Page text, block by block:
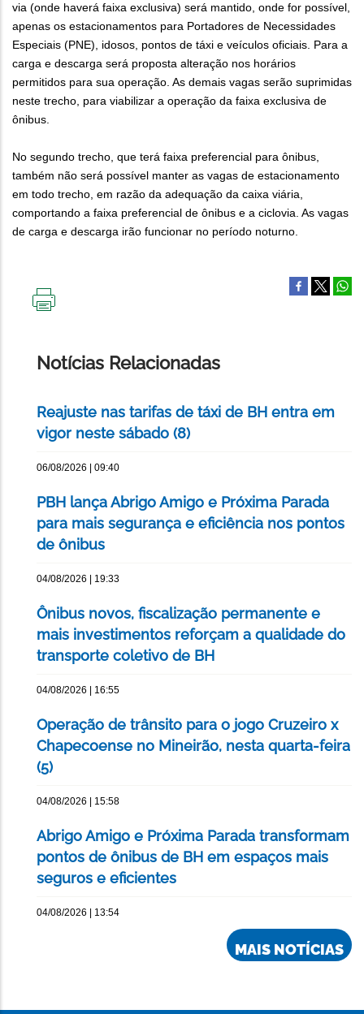
via (onde haverá faixa exclusiva) será mantido, onde for possível,
apenas os estacionamentos para Portadores de Necessidades
Especiais (PNE), idosos, pontos de táxi e veículos oficiais. Para a
carga e descarga será proposta alteração nos horários
permitidos para sua operação. As demais vagas serão suprimidas
neste trecho, para viabilizar a operação da faixa exclusiva de
ônibus.
No segundo trecho, que terá faixa preferencial para ônibus,
também não será possível manter as vagas de estacionamento
em todo trecho, em razão da adequação da caixa viária,
comportando a faixa preferencial de ônibus e a ciclovia. As vagas
de carga e descarga irão funcionar no período noturno.
Notícias Relacionadas
Reajuste nas tarifas de táxi de BH entra em
vigor neste sábado (8)
06/08/2026 | 09:40
PBH lança Abrigo Amigo e Próxima Parada
para mais segurança e eficiência nos pontos
de ônibus
04/08/2026 | 19:33
Ônibus novos, fiscalização permanente e
mais investimentos reforçam a qualidade do
transporte coletivo de BH
04/08/2026 | 16:55
Operação de trânsito para o jogo Cruzeiro x
Chapecoense no Mineirão, nesta quarta-feira
(5)
04/08/2026 | 15:58
Abrigo Amigo e Próxima Parada transformam
pontos de ônibus de BH em espaços mais
seguros e eficientes
04/08/2026 | 13:54
MAIS NOTÍCIAS